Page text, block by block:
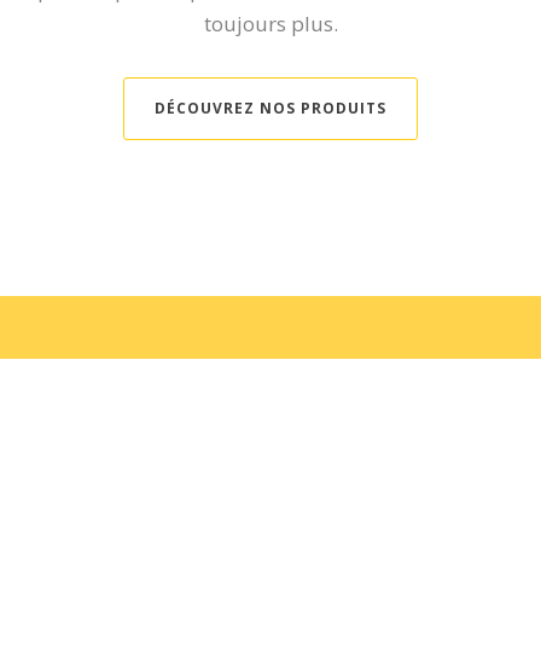
toujours plus.
DÉCOUVREZ NOS PRODUITS